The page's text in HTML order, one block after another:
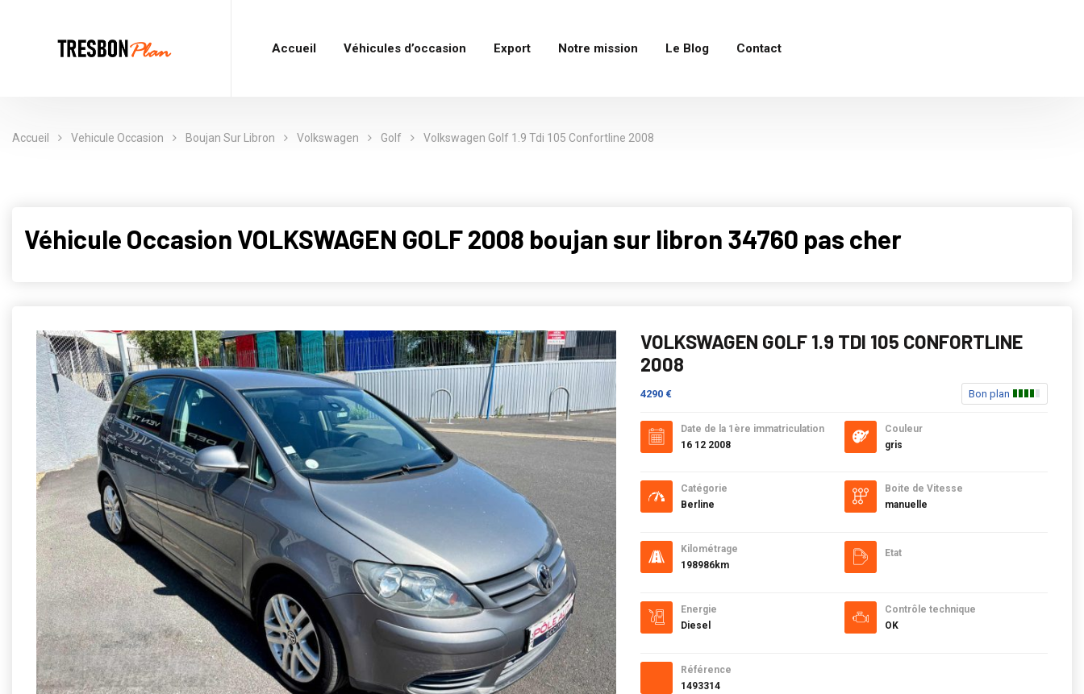
Accueil Véhicules d’occasion Export Notre mission Le Blog Contact
Accueil Vehicule Occasion Boujan Sur Libron Volkswagen Golf Volkswagen Golf 1.9 Tdi 105 Confortline 2008
Véhicule Occasion VOLKSWAGEN GOLF 2008 boujan sur libron 34760 pas cher
VOLKSWAGEN GOLF 1.9 TDI 105 CONFORTLINE
2008
4290 € Bon plan
Date de la 1ère immatriculation
16 12 2008
Catégorie
Berline
Kilométrage
198986km
Energie
Diesel
Référence
1493314
Couleur
gris
Boite de Vitesse
manuelle
Etat
Contrôle technique
OK